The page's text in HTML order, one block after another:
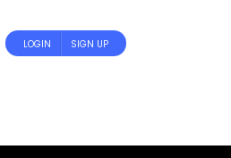
LOGIN SIGN UP